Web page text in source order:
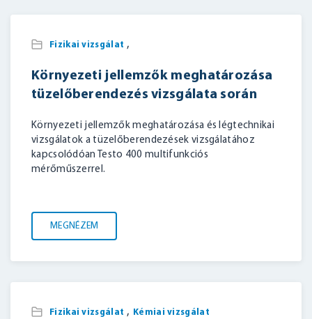
Fizikai vizsgálat ,
Környezeti jellemzők meghatározása
tüzelőberendezés vizsgálata során
Környezeti jellemzők meghatározása és légtechnikai
vizsgálatok a tüzelőberendezések vizsgálatához
kapcsolódóan Testo 400 multifunkciós
mérőműszerrel.
MEGNÉZEM
Fizikai vizsgálat , Kémiai vizsgálat